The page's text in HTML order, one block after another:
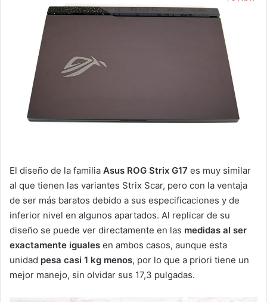
El diseño de la familia Asus ROG Strix G17 es muy similar
al que tienen las variantes Strix Scar, pero con la ventaja
de ser más baratos debido a sus especificaciones y de
inferior nivel en algunos apartados. Al replicar de su
diseño se puede ver directamente en las medidas al ser
exactamente iguales en ambos casos, aunque esta
unidad pesa casi 1 kg menos, por lo que a priori tiene un
mejor manejo, sin olvidar sus 17,3 pulgadas.